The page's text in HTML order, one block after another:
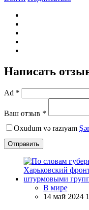
Написать
Ad *
Ваш отзыв *
Oxudum və razıyam
Отправить
В мире
14 май 2024